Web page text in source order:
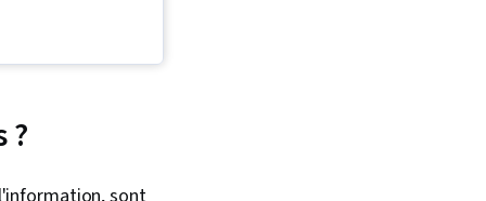
sur le web,
(statistiques),
de décision
?